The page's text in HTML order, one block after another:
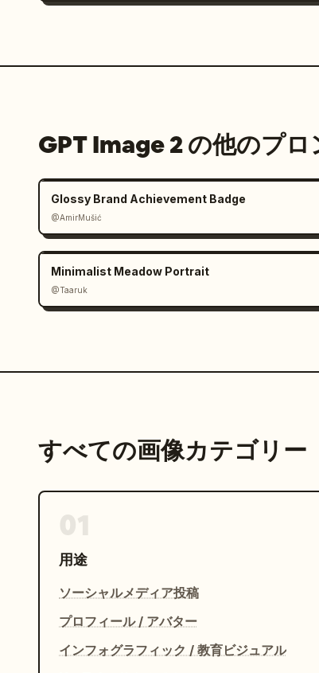
GPT Image 2 の他のプロ
Glossy Brand Achievement Badge
@AmirMušić
Minimalist Meadow Portrait
@Taaruk
すべての画像カテゴリー
用途
ソーシャルメディア投稿
プロフィール / アバター
インフォグラフィック / 教育ビジュアル